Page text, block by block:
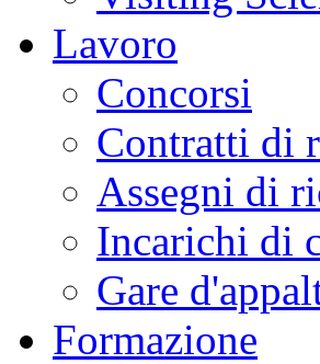
Lavoro
Concorsi
Contratti di
Assegni di
Incarichi di
Gare
Formazione